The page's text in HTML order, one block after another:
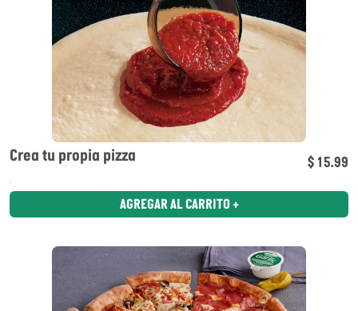
Crea tu propia pizza $ 15.99
AGREGAR AL CARRITO +